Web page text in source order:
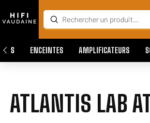
Search
Submit
ENCEINTES AMPLIFICATEURS
ATLANTIS LAB